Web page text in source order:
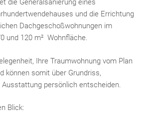
die Generalsanierung eines
und die Errichtung
Dachgeschoßwohnungen im
und 120 m² Wohnfläche.
Ihre Traumwohnung vom Plan
können somit über Grundriss,
persönlich entscheiden.
Blick: